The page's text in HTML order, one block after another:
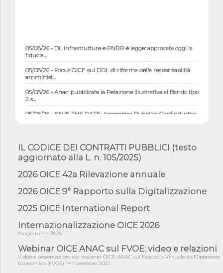
05/08/26 - DL Infrastrutture e PNRR è legge: approvata oggi la
fiducia...
05/08/26 - Focus OICE sul DDL di riforma della responsabilità
amminist...
05/08/26 - Anac: pubblicata la Relazione illustrativa al Bando tipo
2 s...
05/08/26 - SAVE THE DATE: Assemblea Pubblica Confindustria
05/08/26 - Lettera OICE per il bando della Giunta Regionale della
Campa...
04/08/26 - DL PA: previste cancellazioni da elenchi professionisti
COP31, An...
04/08/26 - CdS, project financing: progetto di fattibilità da
impugnar...
penali per ...
04/08/26 - CdS: partecipazione alla gara non equivale ad
IL CODICE DEI CONTRATTI PUBBLICI (testo
aggiornato alla L. n. 105/2025)
2026 OICE 42a Rilevazione annuale
2026 OICE 9° Rapporto sulla Digitalizzazione
2025 OICE International Report
Internazionalizzazione OICE 2026
Programma 2025
Webinar OICE ANAC sul FVOE: video e relazioni
Video e presentazioni del webinar OICE-ANAC sul Fascicolo Virtuale dell'Operatore
Economico (FVOE) 14 novembre 2022